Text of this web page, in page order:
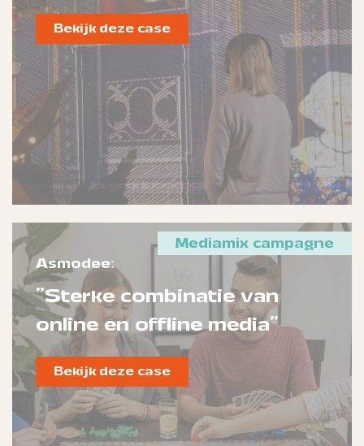
Bekijk deze case
Asmodee:
"Sterke combinatie van
online en offline media"
Bekijk deze case
Mediamix campagne